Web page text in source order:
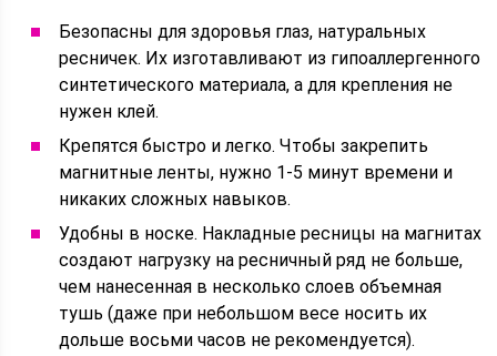
Безопасны для здоровья глаз, натуральных
ресничек. Их изготавливают из гипоаллергенного
синтетического материала, а для крепления не
нужен клей.
Крепятся быстро и легко. Чтобы закрепить
магнитные ленты, нужно 1-5 минут времени и
никаких сложных навыков.
Удобны в носке. Накладные ресницы на магнитах
создают нагрузку на ресничный ряд не больше,
чем нанесенная в несколько слоев объемная
тушь (даже при небольшом весе носить их
дольше восьми часов не рекомендуется).